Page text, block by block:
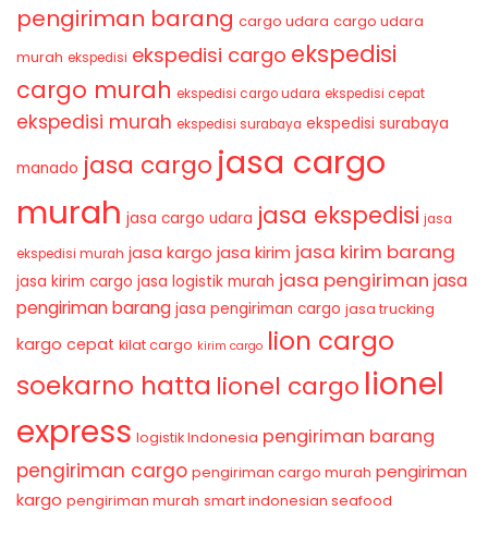
pengiriman barang cargo udara cargo udara
murah ekspedisi ekspedisi cargo ekspedisi
cargo murah ekspedisi cargo udara ekspedisi cepat
ekspedisi murah ekspedisi surabaya ekspedisi surabaya
manado jasa cargo jasa cargo
murah jasa cargo udara jasa ekspedisi jasa
ekspedisi murah jasa kargo jasa kirim jasa kirim barang
jasa kirim cargo jasa logistik murah jasa pengiriman jasa
pengiriman barang jasa pengiriman cargo jasa trucking
kargo cepat kilat cargo kirim cargo lion cargo
soekarno hatta lionel cargo lionel
express logistik Indonesia pengiriman barang
pengiriman cargo pengiriman cargo murah pengiriman
kargo pengiriman murah smart indonesian seafood